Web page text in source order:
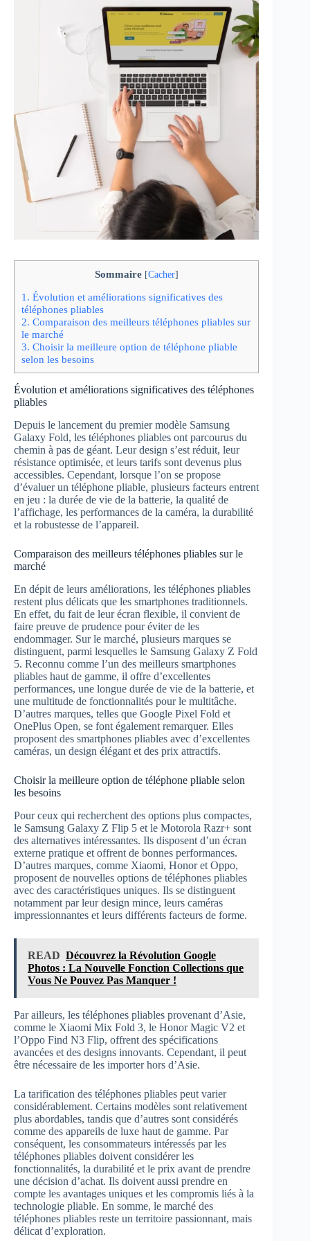
Sommaire [Cacher]
1. Évolution et améliorations significatives des
téléphones pliables
2. Comparaison des meilleurs téléphones pliables sur
le marché
3. Choisir la meilleure option de téléphone pliable
selon les besoins
Évolution et améliorations significatives des téléphones
pliables
Depuis le lancement du premier modèle Samsung
Galaxy Fold, les téléphones pliables ont parcourus du
chemin à pas de géant. Leur design s’est réduit, leur
résistance optimisée, et leurs tarifs sont devenus plus
accessibles. Cependant, lorsque l’on se propose
d’évaluer un téléphone pliable, plusieurs facteurs entrent
en jeu : la durée de vie de la batterie, la qualité de
l’affichage, les performances de la caméra, la durabilité
et la robustesse de l’appareil.
Comparaison des meilleurs téléphones pliables sur le
marché
En dépit de leurs améliorations, les téléphones pliables
restent plus délicats que les smartphones traditionnels.
En effet, du fait de leur écran flexible, il convient de
faire preuve de prudence pour éviter de les
endommager. Sur le marché, plusieurs marques se
distinguent, parmi lesquelles le Samsung Galaxy Z Fold
5. Reconnu comme l’un des meilleurs smartphones
pliables haut de gamme, il offre d’excellentes
performances, une longue durée de vie de la batterie, et
une multitude de fonctionnalités pour le multitâche.
D’autres marques, telles que Google Pixel Fold et
OnePlus Open, se font également remarquer. Elles
proposent des smartphones pliables avec d’excellentes
caméras, un design élégant et des prix attractifs.
Choisir la meilleure option de téléphone pliable selon
les besoins
Pour ceux qui recherchent des options plus compactes,
le Samsung Galaxy Z Flip 5 et le Motorola Razr+ sont
des alternatives intéressantes. Ils disposent d’un écran
externe pratique et offrent de bonnes performances.
D’autres marques, comme Xiaomi, Honor et Oppo,
proposent de nouvelles options de téléphones pliables
avec des caractéristiques uniques. Ils se distinguent
notamment par leur design mince, leurs caméras
impressionnantes et leurs différents facteurs de forme.
READ Découvrez la Révolution Google
Photos : La Nouvelle Fonction Collections que
Vous Ne Pouvez Pas Manquer !
Par ailleurs, les téléphones pliables provenant d’Asie,
comme le Xiaomi Mix Fold 3, le Honor Magic V2 et
l’Oppo Find N3 Flip, offrent des spécifications
avancées et des designs innovants. Cependant, il peut
être nécessaire de les importer hors d’Asie.
La tarification des téléphones pliables peut varier
considérablement. Certains modèles sont relativement
plus abordables, tandis que d’autres sont considérés
comme des appareils de luxe haut de gamme. Par
conséquent, les consommateurs intéressés par les
téléphones pliables doivent considérer les
fonctionnalités, la durabilité et le prix avant de prendre
une décision d’achat. Ils doivent aussi prendre en
compte les avantages uniques et les compromis liés à la
technologie pliable. En somme, le marché des
téléphones pliables reste un territoire passionnant, mais
délicat d’exploration.